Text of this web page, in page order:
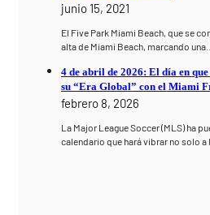
junio 15, 2021
El Five Park Miami Beach, que se
alta de Miami Beach, marcando una…
4 de abril de 2026: El día en
su “Era Global” con el Miami
febrero 8, 2026
La Major League Soccer (MLS) ha
calendario que hará vibrar no solo a